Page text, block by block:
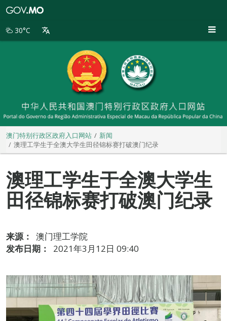
别
30°C
澳门特别行政区政府入口网站
新闻
澳理工学生于全澳大学生田径锦标赛打破澳门纪录
澳理工学生于全澳大学生
田径锦标赛打破澳门纪录
来源：
澳门理工学院
发布日期：
2021年3月12日 09:40